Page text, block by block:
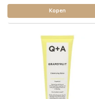
Kopen